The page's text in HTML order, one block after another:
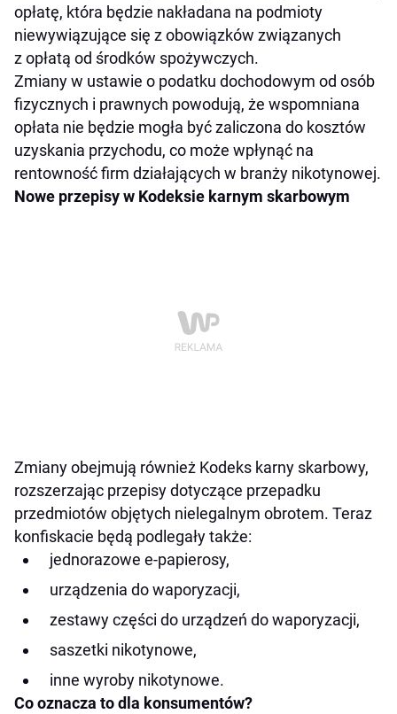
opłatę, która będzie nakładana na podmioty
niewywiązujące się z obowiązków związanych
z opłatą od środków spożywczych.
Zmiany w ustawie o podatku dochodowym od osób
fizycznych i prawnych powodują, że wspomniana
opłata nie będzie mogła być zaliczona do kosztów
uzyskania przychodu, co może wpłynąć na
rentowność firm działających w branży nikotynowej.
Nowe przepisy w Kodeksie karnym skarbowym
Zmiany obejmują również Kodeks karny skarbowy,
rozszerzając przepisy dotyczące przepadku
przedmiotów objętych nielegalnym obrotem. Teraz
konfiskacie będą podlegały także:
jednorazowe e-papierosy,
urządzenia do waporyzacji,
zestawy części do urządzeń do waporyzacji,
saszetki nikotynowe,
inne wyroby nikotynowe.
Co oznacza to dla konsumentów?